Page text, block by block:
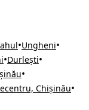
•Ungheni•
•Durlești•
•
Chișinău•